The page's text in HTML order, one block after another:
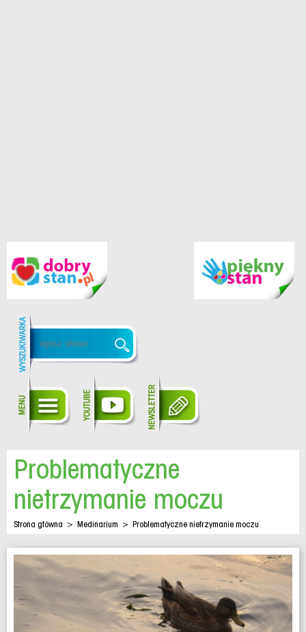
Problematyczne
nietrzymanie moczu
Strona główna > Medinarium > Problematyczne nietrzymanie moczu